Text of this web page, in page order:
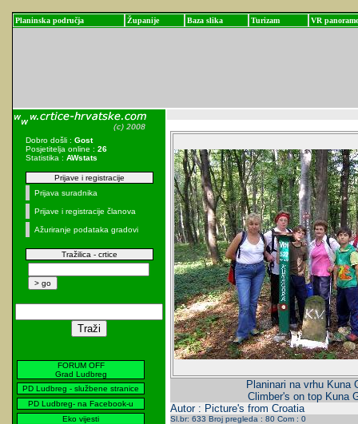
Planinska područja Županije Baza slika Turizam VR panorame
Dobro došli : Gost
Posjetitelja online : 26
Statistika : AWstats
Prijave i registracije
Prijava suradnika
Prijave i registracije članova
Ažuriranje podataka gradovi
Tražilica - crtice
FORUM OFF
Grad Ludbreg
PD Ludbreg - službene stranice
PD Ludbreg- na Facebook-u
Eko vijesti
Planinari na vrhu Kuna
Climber's on top Kuna
Autor : Picture's from Croatia
Sl.br: 633 Broj pregleda : 80 Com : 0